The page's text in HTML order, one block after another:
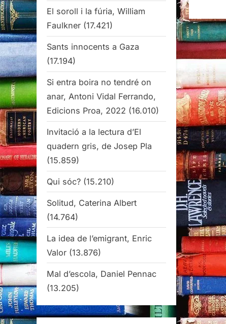
El soroll i la fúria, William
Faulkner (17.421)
Sants innocents a Gaza
(17.194)
Si entra boira no tendré on
anar, Antoni Vidal Ferrando,
Edicions Proa, 2022 (16.010)
Invitació a la lectura d’El
quadern gris, de Josep Pla
(15.859)
Qui sóc? (15.210)
Solitud, Caterina Albert
(14.764)
La idea de l’emigrant, Enric
Valor (13.876)
Mal d’escola, Daniel Pennac
(13.205)